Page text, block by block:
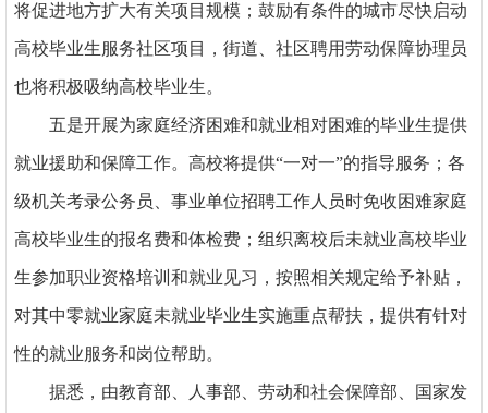
将促进地方扩大有关项目规模；鼓励有条件的城市尽快启动
高校毕业生服务社区项目，街道、社区聘用劳动保障协理员
也将积极吸纳高校毕业生。
五是开展为家庭经济困难和就业相对困难的毕业生提供
就业援助和保障工作。高校将提供“一对一”的指导服务；各
级机关考录公务员、事业单位招聘工作人员时免收困难家庭
高校毕业生的报名费和体检费；组织离校后未就业高校毕业
生参加职业资格培训和就业见习，按照相关规定给予补贴，
对其中零就业家庭未就业毕业生实施重点帮扶，提供有针对
性的就业服务和岗位帮助。
据悉，由教育部、人事部、劳动和社会保障部、国家发